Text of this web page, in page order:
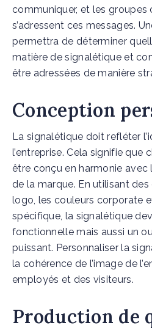
communiquer, et les groupes
s’adressent ces messages.
permettra de déterminer
matière de signalétique et
être adressées de manière
Conception
La signalétique doit refléter
l’entreprise. Cela signifie que
être conçu en harmonie avec
de la marque. En utilisant
logo, les couleurs corporate
spécifique, la signalétique
fonctionnelle mais aussi un
puissant. Personnaliser la
la cohérence de l’image de
employés et des visiteurs.
Production de